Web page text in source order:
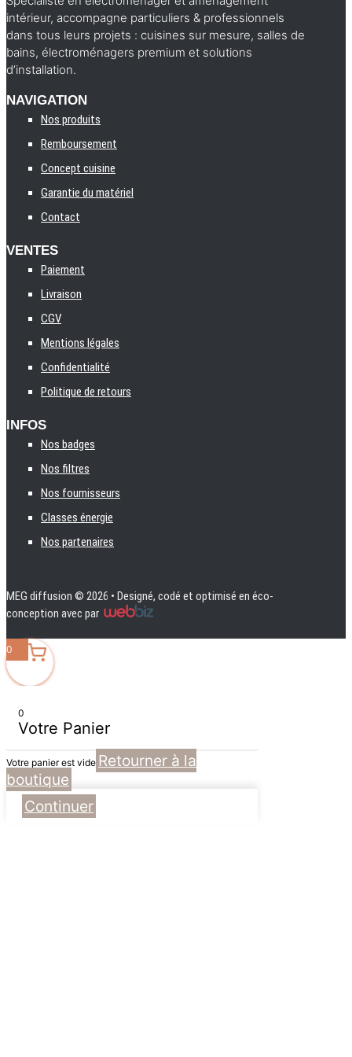
intérieur, accompagne particuliers & professionnels
dans tous leurs projets : cuisines sur mesure, salles de
bains, électroménagers premium et solutions
d’installation.
NAVIGATION
Nos produits
Remboursement
Concept cuisine
Garantie du matériel
Contact
VENTES
Paiement
Livraison
CGV
Mentions légales
Confidentialité
Politique de retours
INFOS
Nos badges
Nos filtres
Nos fournisseurs
Classes énergie
Nos partenaires
MEG diffusion © 2026 • Designé, codé et optimisé en éco-
conception avec par
0
0
Votre Panier
Votre panier est vide Retourner à la
boutique
Continuer